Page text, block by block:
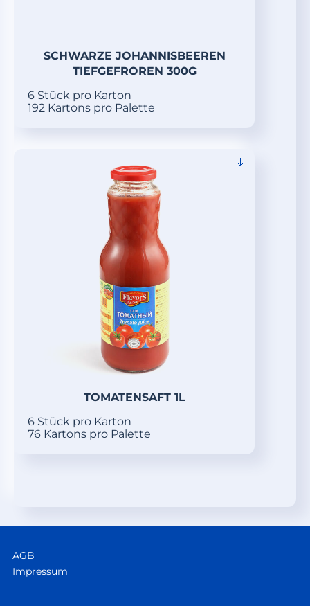
SCHWARZE JOHANNISBEEREN
TIEFGEFROREN 300G
6 Stück pro Karton
192 Kartons pro Palette
TOMATENSAFT 1L
6 Stück pro Karton
76 Kartons pro Palette
AGB
Impressum